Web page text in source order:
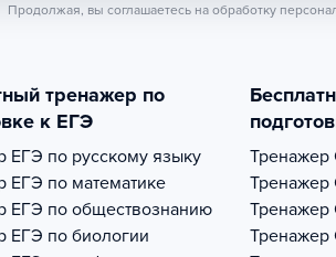
Продолжая, вы соглашаетесь на обработку
тренажер по
к ЕГЭ
ЕГЭ по русскому языку
ЕГЭ по математике
ЕГЭ по обществознанию
ЕГЭ по биологии
Тренажер
Тренажер
Тренажер
Тренажер